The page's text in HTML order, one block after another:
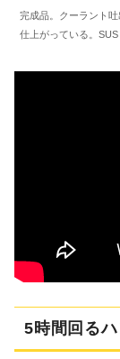
完成品。クーラント
仕上がっている。SUS
5時間回る